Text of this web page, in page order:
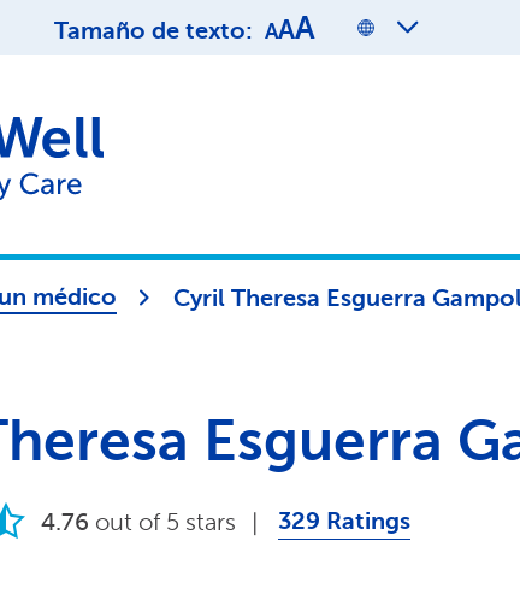
Tamaño de texto: AAA
médico Cyril Theresa Esguerra
Esguerra
4.76 out of 5 stars 329 Ratings